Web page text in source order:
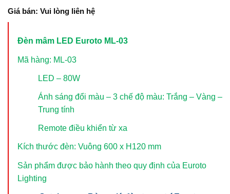
Giá bán: Vui lòng liên hệ
Đèn mâm LED Euroto ML-03
Mã hàng: ML-03
LED – 80W
Ánh sáng đổi màu – 3 chế độ màu: Trắng – Vàng –
Trung tính
Remote điều khiển từ xa
Kích thước đèn: Vuông 600 x H120 mm
Sản phẩm được bảo hành theo quy định của Euroto
Lighting